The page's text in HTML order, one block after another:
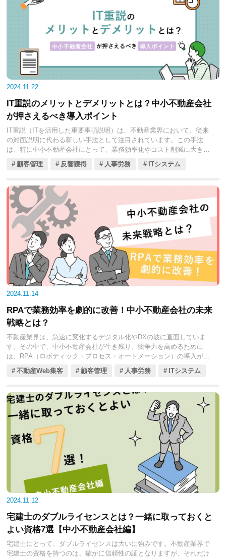
育成プログラムやデジタルツールの効果的な活用で、営業チーム全体
のパフォーマンスを向上させられます。今回の記事では、優れた不動
産営業マンに求められるスキルや特徴、そして育成のための方法につ
いてくわしく見ていきましょう。
2024.11.22
IT重説のメリットとデメリットとは？中小不動産会社
が押さえるべき導入ポイント
IT重説（ITを活用した重要事項説明）は、不動産業界において、従来
の対面説明に代わる新しい手法として注目されています。この手法
は、特に中小不動産会社にとって、業務効率化やコスト削減に大きな
可能性を秘めた手法です。
ただし、IT重説の導入にメリットは多いものの、デメリットも無視で
します。
今回の記事では、IT重説の基本的な概要から、実際の導入事例、そし
て考慮すべきメリットとデメリットをくわしく解説します。今後予想
される法改正や、技術の進化に対応するために、中小不動産会社が取
るべき戦略についても見ていきましょう。
顧客管理 反響獲得 人事労務 ITシステム
2024.11.14
RPAで業務効率を劇的に改善！中小不動産会社の未来
戦略とは？
不動産業界は、急速に変化するデジタル化やDXの波に直面していま
す。その中で、中小不動産会社が生き残り、競争力を高めるために
は、RPA（ロボティック・プロセス・オートメーション）の導入が避
けられない選択肢です。
RPAは、煩雑な業務を自動化し、作業の正確性の向上により、従業員
RPAの導入にはいくつかの課題が伴い、それを乗り越えるためには戦
略的なアプローチが必要です。
今回の記事では、中小不動産会社におけるRPAの具体的な導入事例や
成功の秘訣、そして最新テクノロジーとの連携による未来の展望につ
いてくわしく解説します。また、今後のRPA市場のトレンドを見据え
た戦略的な活用法も見ていきましょう。
不動産Web集客 顧客管理 人事労務 ITシステム
2024.11.12
宅建士のダブルライセンスとは？一緒に取っておくと
よい資格7選【中小不動産会社編】
宅建士にとって、ダブルライセンスは大いに強みです。不動産業界で
宅建士の資格を持つのは、確かに信頼性の証となりますが、それだけ